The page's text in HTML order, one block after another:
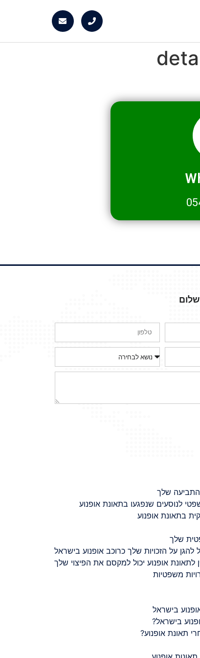
שלך
לנוסעים שנפגעו בתאונת אופנוע
בתאונת אופנוע
שלך
להגן על הזכויות שלך כרוכב אופנוע בישראל
לתאונת אופנוע יכול למקסם את הפיצוי שלך
משפטיות
בישראל
בישראל?
תאונת אופנוע?